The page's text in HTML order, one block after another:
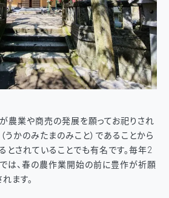
農業や商売の発展を願ってお祀りされ
うかのみたまのみこと）であることから
されていることでも有名です。毎年2
では、春の農作業開始の前に豊作が祈願
ます。